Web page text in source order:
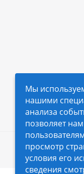
2026 ©
Мы
нашими
анализа
позволяет
просмотр
условия его
сведения